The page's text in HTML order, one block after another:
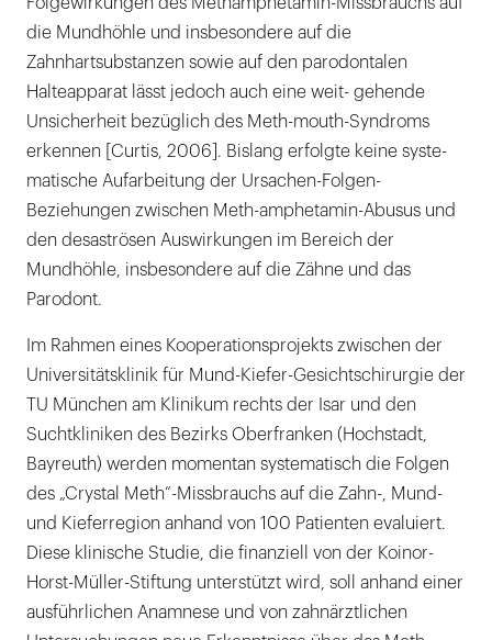
die Mundhöhle und insbesondere auf die
Zahnhartsubstanzen sowie auf den parodontalen
Halteapparat lässt jedoch auch eine weit- gehende
Unsicherheit bezüglich des Meth-mouth-Syndroms
erkennen [Curtis, 2006]. Bislang erfolgte keine syste-
matische Aufarbeitung der Ursachen-Folgen-
Beziehungen zwischen Meth-amphetamin-Abusus und
den desaströsen Auswirkungen im Bereich der
Mundhöhle, insbesondere auf die Zähne und das
Parodont.
Im Rahmen eines Kooperationsprojekts zwischen der
Universitätsklinik für Mund-Kiefer-Gesichtschirurgie der
TU München am Klinikum rechts der Isar und den
Suchtkliniken des Bezirks Oberfranken (Hochstadt,
Bayreuth) werden momentan systematisch die Folgen
des „Crystal Meth“-Missbrauchs auf die Zahn-, Mund-
und Kieferregion anhand von 100 Patienten evaluiert.
Diese klinische Studie, die finanziell von der Koinor-
Horst-Müller-Stiftung unterstützt wird, soll anhand einer
ausführlichen Anamnese und von zahnärztlichen